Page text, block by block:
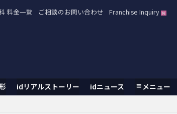
料金一覧 ご相談のお問い合わせ Franchise Inquiry
idリアルストーリー idニュース メニュー